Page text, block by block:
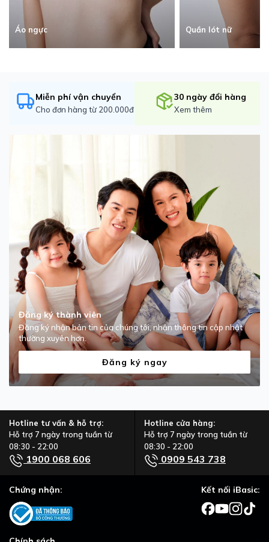
Áo ngực Quần lót nữ
Miễn phí vận chuyển
Cho đơn hàng từ 200.000đ
30 ngày đổi hàng
Xem thêm
Đăng ký thành viên
Đăng ký nhận bản tin của chúng tôi, nhận thông tin cập nhật
thường xuyên hơn.
Đăng ký ngay
Hotline tư vấn & hỗ trợ:
Hỗ trợ 7 ngày trong tuần từ
08:30 - 22:00
1900 068 606
Hotline cửa hàng:
Hỗ trợ 7 ngày trong tuần từ
08:30 - 22:00
0909 543 738
Chứng nhận: Kết nối iBasic: